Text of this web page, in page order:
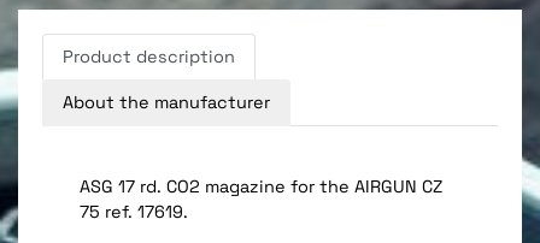
Product description
About the manufacturer
ASG 17 rd. CO2 magazine for the AIRGUN CZ
75 ref. 17619.